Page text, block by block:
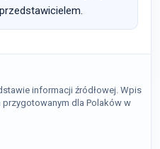
informacji źródłowej. Wpis
dla Polaków w